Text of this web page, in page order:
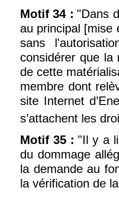
Motif34 : "Dans
au principal [mise
sans
considérer que la
de cette
membre dont
site Internet
s’attachent les
Motif35 : "Il y a
du dommage
la demande au
la vérification de